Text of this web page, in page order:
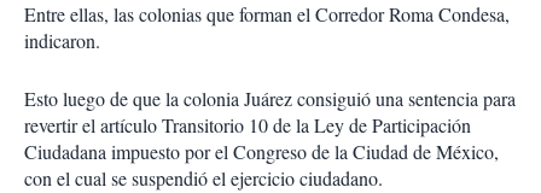
Entre ellas, las colonias que forman el Corredor Roma Condesa,
indicaron.
Esto luego de que la colonia Juárez consiguió una sentencia para
revertir el artículo Transitorio 10 de la Ley de Participación
Ciudadana impuesto por el Congreso de la Ciudad de México,
con el cual se suspendió el ejercicio ciudadano.